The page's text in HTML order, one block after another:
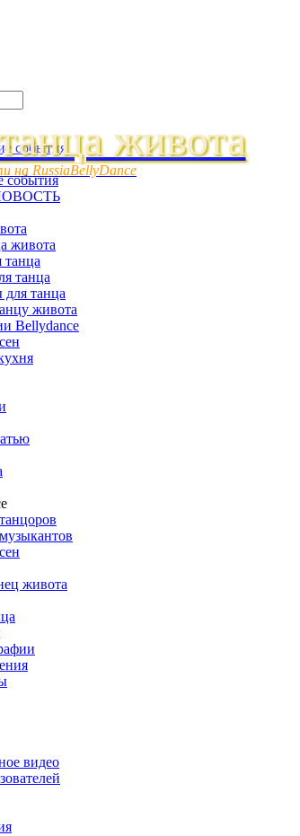
живота
на RussiaBellyDance
события
живота
танца
для танца
живота
Bellydance
живота
видео